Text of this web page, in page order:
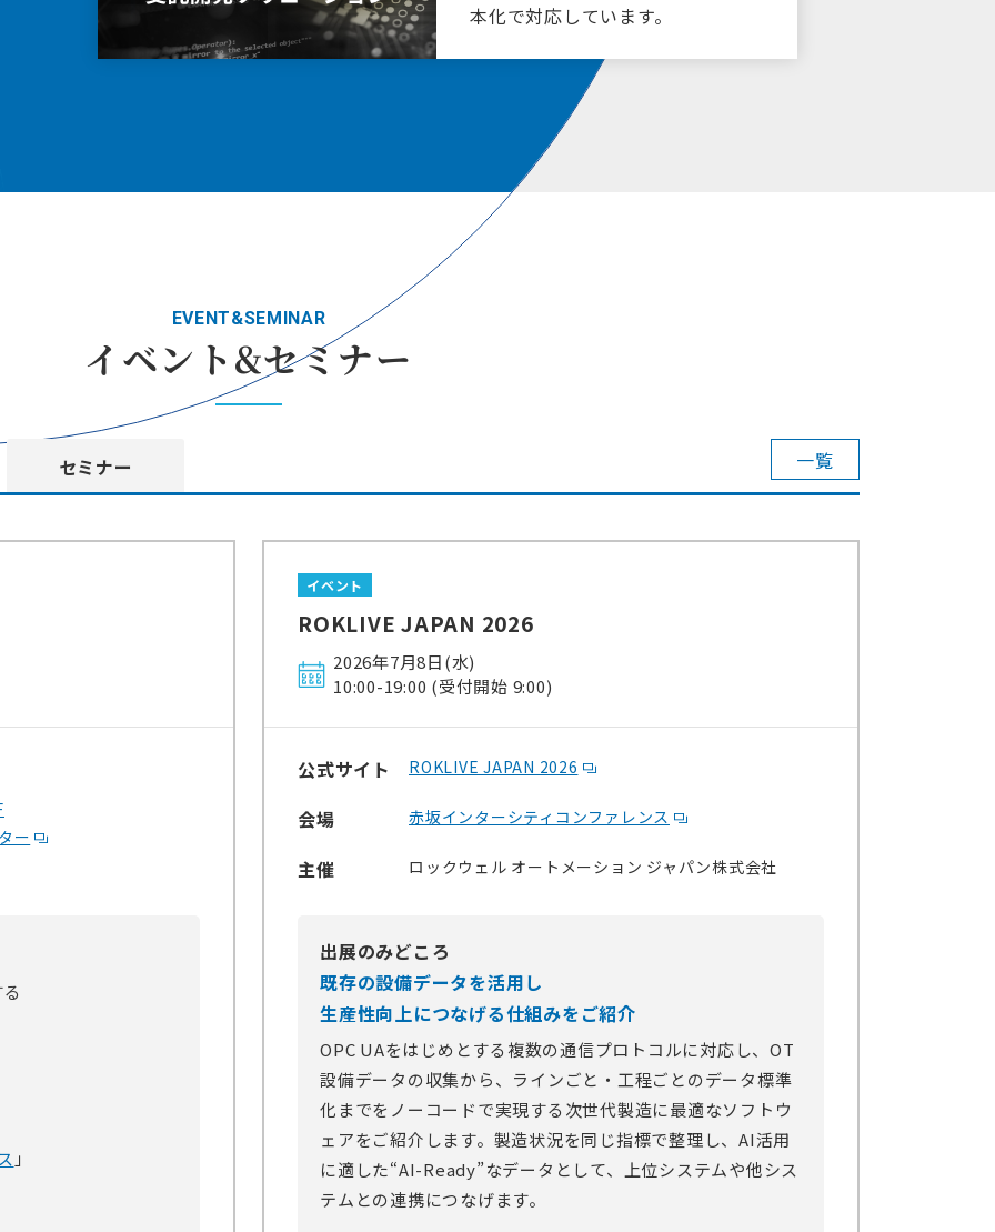
本化で対応しています。
EVENT&SEMINAR
イベント&セミナー
セミナー 一覧
ー
」
イベント
ROKLIVE JAPAN 2026
2026年7月8日(水)
10:00-19:00 (受付開始 9:00)
公式サイト ROKLIVE JAPAN 2026
会場 赤坂インターシティコンファレンス
主催 ロックウェル オートメーション ジャパン株式会社
出展のみどころ
既存の設備データを活用し
生産性向上につなげる仕組みをご紹介
OPC UAをはじめとする複数の通信プロトコルに対応し、OT
設備データの収集から、ラインごと・工程ごとのデータ標準
化までをノーコードで実現する次世代製造に最適なソフトウ
ェアをご紹介します。製造状況を同じ指標で整理し、AI活用
に適した“AI-Ready”なデータとして、上位システムや他シス
テムとの連携につなげます。